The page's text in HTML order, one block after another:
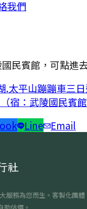
我們
民賓館 ，可點進
.太平山蹦蹦車三
宿：武陵國民賓館
Line Email
社
服務為您而生。客製化團體